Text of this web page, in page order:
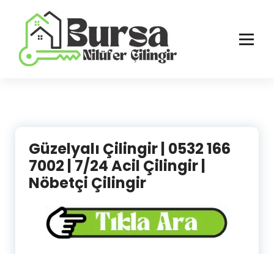
Güzelyalı Çilingir | 0532 166
7002 | 7/24 Acil Çilingir |
Nöbetçi Çilingir